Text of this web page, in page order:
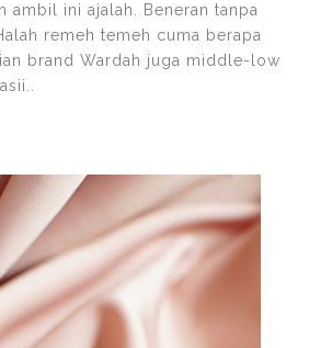
ambil ini ajalah. Beneran tanpa
remeh temeh cuma berapa
brand Wardah juga middle-low